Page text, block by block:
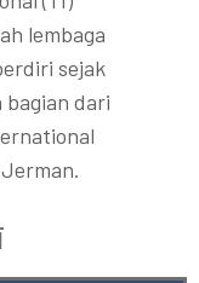
berisiko gagal secara
korupsi sistemik akibat
serta praktik
akuntabel.
lembaga
sejak
dari